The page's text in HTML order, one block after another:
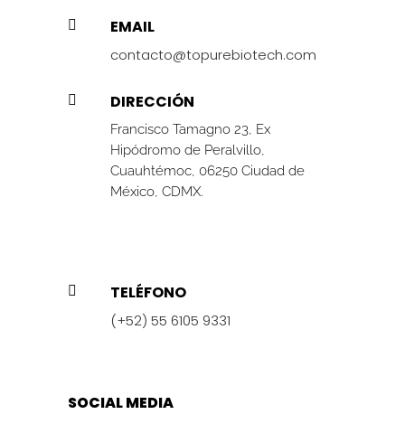
 EMAIL
contacto@topurebiotech.com
 DIRECCIÓN
Francisco Tamagno 23, Ex
Hipódromo de Peralvillo,
Cuauhtémoc, 06250 Ciudad de
México, CDMX.
 TELÉFONO
(+52) 55 6105 9331
SOCIAL MEDIA